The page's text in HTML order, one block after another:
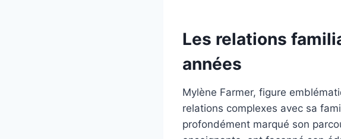
Les relations
années
Mylène Farmer, figure
relations complexes avec sa
profondément marqué son